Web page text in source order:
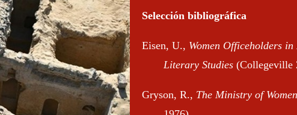
Selección bibliográfica
Eisen, U., Women Officeholders
Literary Studies (Collegeville
Gryson, R., The Ministry of